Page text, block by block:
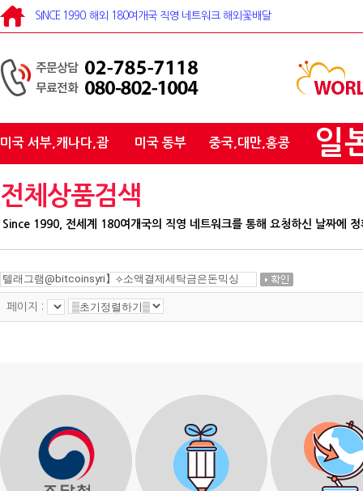
SINCE 1990. 해외 180여개국 직영 네트워크 해외꽃배달
미국 서부,캐나다,괌 미국 동부 중국,대만,홍콩 일
전체상품검색
Since 1990, 전세계 180여개국의 직영 네트워크를 통해 요청하신 날짜에
페이지 :